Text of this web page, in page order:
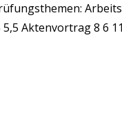
Aktenvortrag 8 6